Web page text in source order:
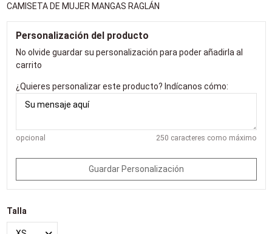
CAMISETA DE MUJER MANGAS RAGLÁN
Personalización del producto
No olvide guardar su personalización para poder añadirla al
carrito
¿Quieres personalizar este producto? Indícanos cómo:
opcional 250 caracteres como máximo
Guardar Personalización
Talla